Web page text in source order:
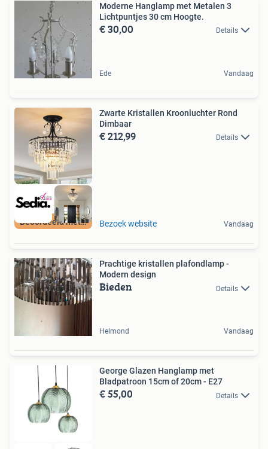
Moderne Hanglamp met Metalen 3
Lichtpuntjes 30 cm Hoogte.
€ 30,00 Details
Ede Vandaag
Beoordeeld met 9+
Zwarte Kristallen Kroonluchter Rond
Dimbaar
€ 212,99 Details
Bezoek website Vandaag
Prachtige kristallen plafondlamp -
Modern design
Bieden Details
Helmond Vandaag
George Glazen Hanglamp met
Bladpatroon 15cm of 20cm - E27
€ 55,00 Details